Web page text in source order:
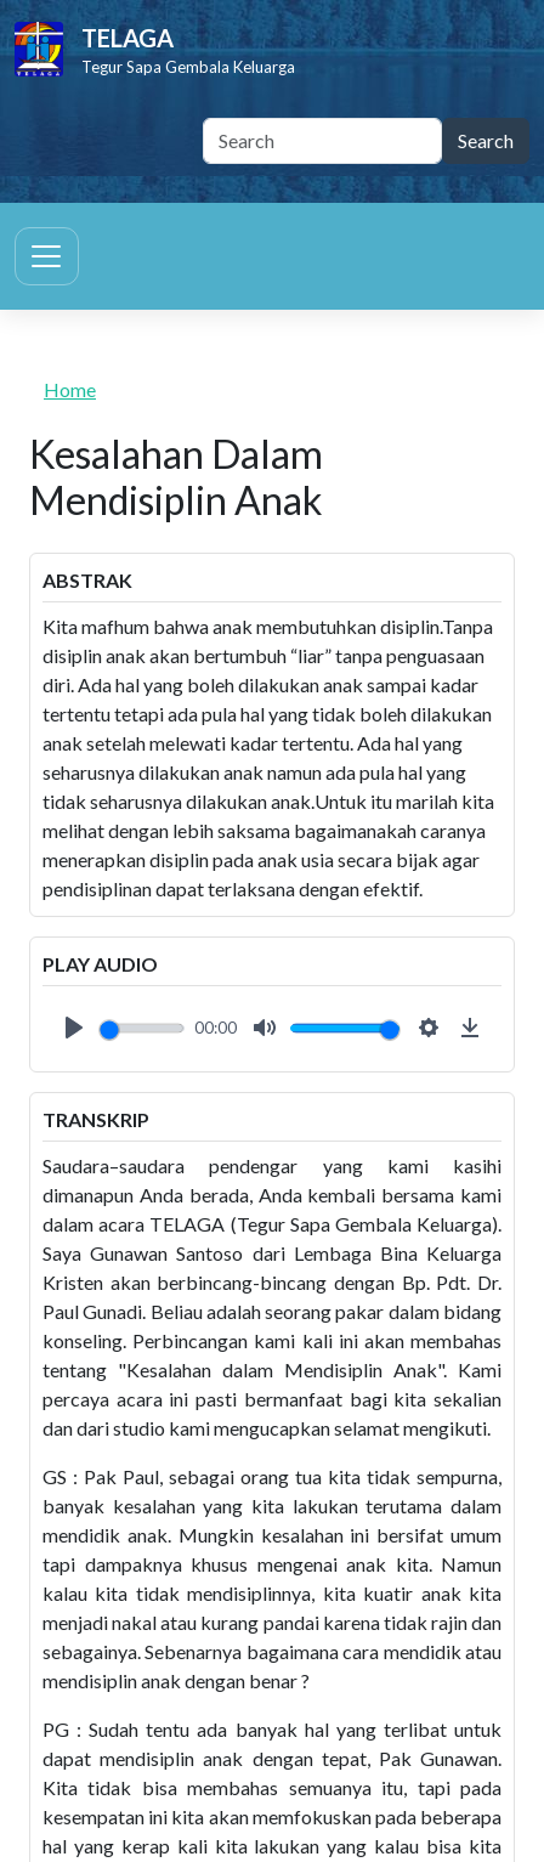
Skip to main content
TELAGA
Tegur Sapa Gembala Keluarga
Home
Kesalahan Dalam
Mendisiplin Anak
ABSTRAK
Kita mafhum bahwa anak membutuhkan disiplin.Tanpa
disiplin anak akan bertumbuh “liar” tanpa penguasaan
diri. Ada hal yang boleh dilakukan anak sampai kadar
tertentu tetapi ada pula hal yang tidak boleh dilakukan
anak setelah melewati kadar tertentu. Ada hal yang
seharusnya dilakukan anak namun ada pula hal yang
tidak seharusnya dilakukan anak.Untuk itu marilah kita
melihat dengan lebih saksama bagaimanakah caranya
menerapkan disiplin pada anak usia secara bijak agar
pendisiplinan dapat terlaksana dengan efektif.
PLAY AUDIO
00:00
TRANSKRIP
Saudara–saudara pendengar yang kami kasihi
dimanapun Anda berada, Anda kembali bersama kami
dalam acara TELAGA (Tegur Sapa Gembala Keluarga).
Saya Gunawan Santoso dari Lembaga Bina Keluarga
Kristen akan berbincang-bincang dengan Bp. Pdt. Dr.
Paul Gunadi. Beliau adalah seorang pakar dalam bidang
konseling. Perbincangan kami kali ini akan membahas
tentang "Kesalahan dalam Mendisiplin Anak". Kami
percaya acara ini pasti bermanfaat bagi kita sekalian
dan dari studio kami mengucapkan selamat mengikuti.
GS : Pak Paul, sebagai orang tua kita tidak sempurna,
banyak kesalahan yang kita lakukan terutama dalam
mendidik anak. Mungkin kesalahan ini bersifat umum
tapi dampaknya khusus mengenai anak kita. Namun
kalau kita tidak mendisiplinnya, kita kuatir anak kita
menjadi nakal atau kurang pandai karena tidak rajin dan
sebagainya. Sebenarnya bagaimana cara mendidik atau
mendisiplin anak dengan benar ?
PG : Sudah tentu ada banyak hal yang terlibat untuk
dapat mendisiplin anak dengan tepat, Pak Gunawan.
Kita tidak bisa membahas semuanya itu, tapi pada
kesempatan ini kita akan memfokuskan pada beberapa
hal yang kerap kali kita lakukan yang kalau bisa kita